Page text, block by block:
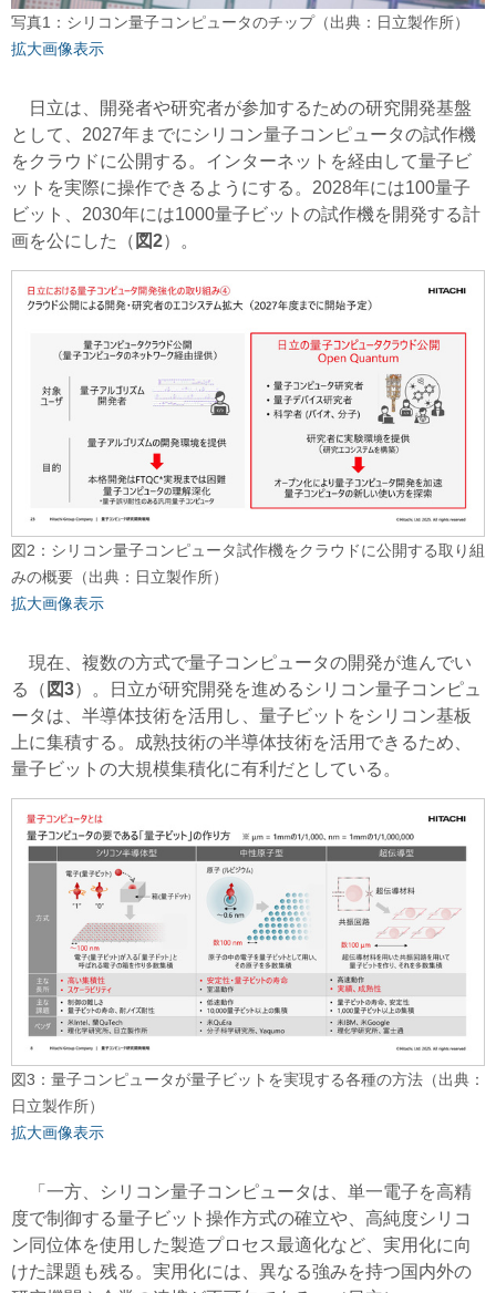
写真1：シリコン量子コンピュータのチップ（出典：日立製作所）
拡大画像表示
日立は、開発者や研究者が参加するための研究開発基盤
として、2027年までにシリコン量子コンピュータの試作機
をクラウドに公開する。インターネットを経由して量子ビ
ットを実際に操作できるようにする。2028年には100量子
ビット、2030年には1000量子ビットの試作機を開発する計
画を公にした（ 図2）。
図2：シリコン量子コンピュータ試作機をクラウドに公開する取り組
みの概要（出典：日立製作所）
拡大画像表示
現在、複数の方式で量子コンピュータの開発が進んでい
る（ 図3）。日立が研究開発を進めるシリコン量子コンピュ
ータは、半導体技術を活用し、量子ビットをシリコン基板
上に集積する。成熟技術の半導体技術を活用できるため、
量子ビットの大規模集積化に有利だとしている。
図3：量子コンピュータが量子ビットを実現する各種の方法（出典：
日立製作所）
拡大画像表示
「一方、シリコン量子コンピュータは、単一電子を高精
度で制御する量子ビット操作方式の確立や、高純度シリコ
ン同位体を使用した製造プロセス最適化など、実用化に向
けた課題も残る。実用化には、異なる強みを持つ国内外の